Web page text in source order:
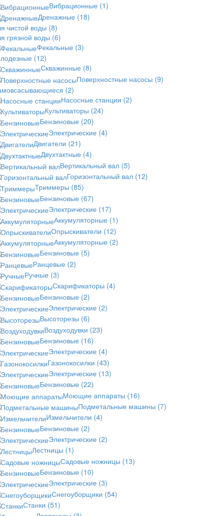
Вибрационные (1)
Дренажные (18)
чистой воды (8)
грязной воды (6)
Фекальные (3)
(12)
Скважинные (8)
Поверхностные насосы (9)
(2)
Насосные станции (2)
Культиваторы (24)
Бензиновые (20)
Электрические (4)
Двигатели (21)
Двухтактные (4)
Вертикальный вал (5)
Горизонтальный вал (12)
Триммеры (85)
Бензиновые (67)
Электрические (17)
Аккумуляторные (1)
Опрыскиватели (12)
Аккумуляторные (2)
Бензиновые (5)
Ранцевые (2)
Ручные (3)
Скарификаторы (4)
Бензиновые (2)
Электрические (2)
Высоторезы (6)
Воздуходувки (23)
Бензиновые (16)
Электрические (4)
Газонокосилки (43)
Электрические (13)
Бензиновые (22)
Моющие аппараты (16)
Подметальные машины (7)
Измельчители (4)
Бензиновые (2)
Электрические (2)
Лестницы (1)
Садовые ножницы (13)
Бензиновые (10)
Электрические (3)
Снегоуборщики (54)
Станки (51)